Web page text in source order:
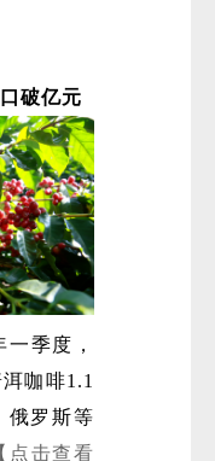
破亿元
季度，
咖啡1.1
俄罗斯等
点击查看